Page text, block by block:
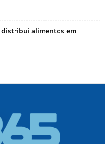
distribui alimentos em